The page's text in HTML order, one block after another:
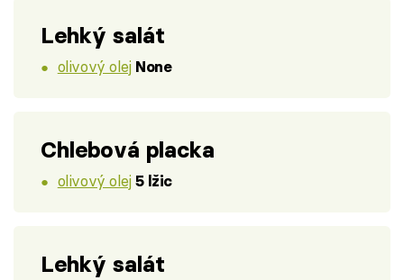
Lehký salát
olivový olej None
Chlebová placka
olivový olej 5 lžic
Lehký salát